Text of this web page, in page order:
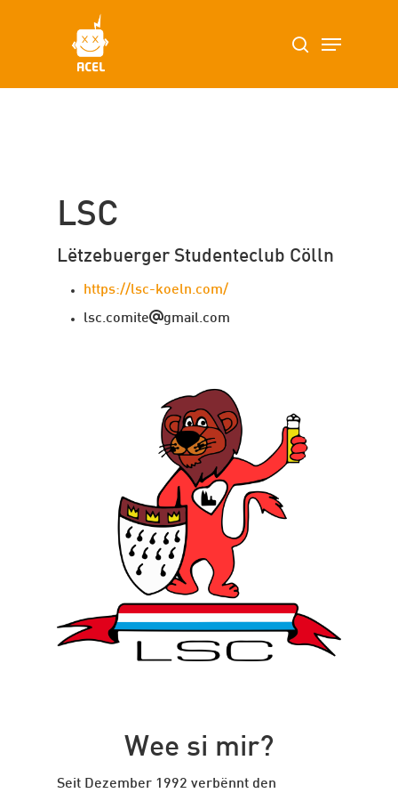
search
LSC
Lëtzebuerger Studenteclub Cölln
https://lsc-koeln.com/
lsc.comite gmail.com
Wee si mir?
Seit Dezember 1992 verbënnt den